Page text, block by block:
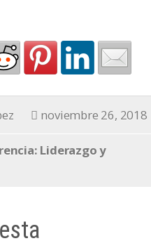
noviembre 26, 2018
Liderazgo y